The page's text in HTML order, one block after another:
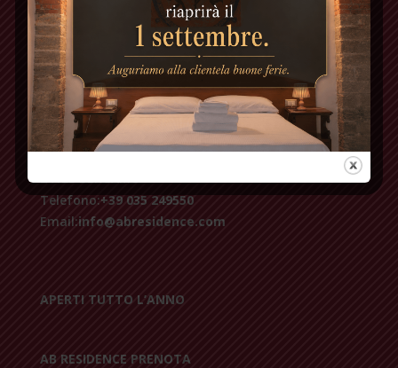
AB RESIDENCE ANTICO BORGO
Via Borgo Palazzo, 27
Telefono:+39 035 249550
Email:info@abresidence.com
APERTI TUTTO L’ANNO
AB RESIDENCE PRENOTA